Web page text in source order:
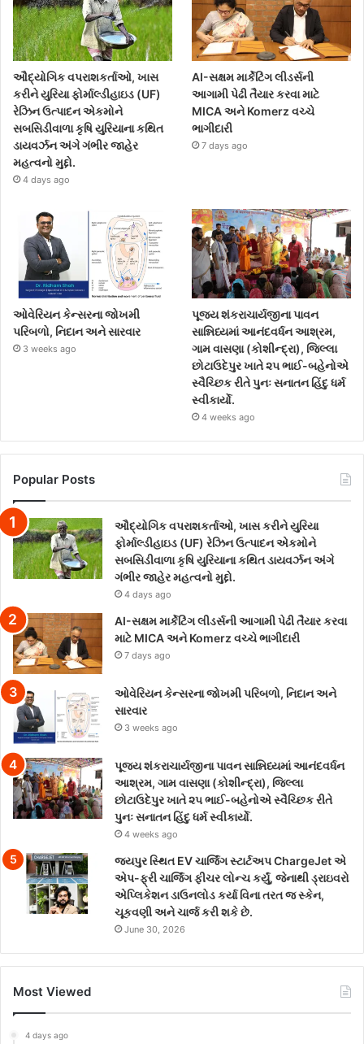
ઔદ્યોગિક વપરાશકર્તાઓ, ખાસ
કરીને યુરિયા ફોર્માલ્ડીહાઇડ (UF)
રેઝિન ઉત્પાદન એકમોને
સબસિડીવાળા કૃષિ યુરિયાના કથિત
ડાયવર્ઝન અંગે ગંભીર જાહેર
મહત્વનો મુદ્દો.
4 days ago
AI-સક્ષમ માર્કેટિંગ લીડર્સની
આગામી પેઢી તૈયાર કરવા માટે
MICA અને Komerz વચ્ચે
ભાગીદારી
7 days ago
ઓવેરિયન કેન્સરના જોખમી
પરિબળો, નિદાન અને સારવાર
3 weeks ago
પૂજ્ય શંકરાચાર્યજીના પાવન
સાન્નિધ્યમાં આનંદવર્ધન આશ્રમ,
ગામ વાસણા (કોશીન્દ્રા), જિલ્લા
છોટાઉદેપુર ખાતે ૨૫ ભાઈ-બહેનોએ
સ્વૈચ્છિક રીતે પુનઃ સનાતન હિંદુ ધર્મ
સ્વીકાર્યો.
4 weeks ago
Popular Posts
ઔદ્યોગિક વપરાશકર્તાઓ, ખાસ કરીને યુરિયા
ફોર્માલ્ડીહાઇડ (UF) રેઝિન ઉત્પાદન એકમોને
સબસિડીવાળા કૃષિ યુરિયાના કથિત ડાયવર્ઝન અંગે
ગંભીર જાહેર મહત્વનો મુદ્દો.
4 days ago
AI-સક્ષમ માર્કેટિંગ લીડર્સની આગામી પેઢી તૈયાર કરવા
માટે MICA અને Komerz વચ્ચે ભાગીદારી
7 days ago
ઓવેરિયન કેન્સરના જોખમી પરિબળો, નિદાન અને
સારવાર
3 weeks ago
પૂજ્ય શંકરાચાર્યજીના પાવન સાન્નિધ્યમાં આનંદવર્ધન
આશ્રમ, ગામ વાસણા (કોશીન્દ્રા), જિલ્લા
છોટાઉદેપુર ખાતે ૨૫ ભાઈ-બહેનોએ સ્વૈચ્છિક રીતે
પુનઃ સનાતન હિંદુ ધર્મ સ્વીકાર્યો.
4 weeks ago
જયપુર સ્થિત EV ચાર્જિંગ સ્ટાર્ટઅપ ChargeJet એ
એપ-ફ્રી ચાર્જિંગ ફીચર લોન્ચ કર્યું, જેનાથી ડ્રાઇવરો
એપ્લિકેશન ડાઉનલોડ કર્યા વિના તરત જ સ્કેન,
ચૂકવણી અને ચાર્જ કરી શકે છે.
June 30, 2026
Most Viewed
4 days ago